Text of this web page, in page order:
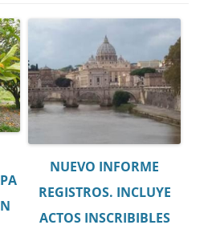
NUEVO INFORME
REGISTROS. INCLUYE
ACTOS INSCRIBIBLES